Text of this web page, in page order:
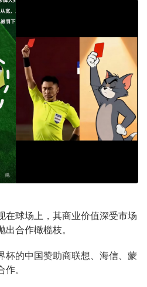
在球场上，其商业价值深受市场
合作橄榄枝。
杯的中国赞助商联想、海信、蒙
。